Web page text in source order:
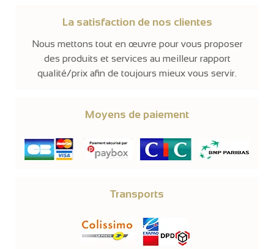
La satisfaction de nos clientes
Nous mettons tout en œuvre pour vous proposer
des produits et services au meilleur rapport
qualité/prix afin de toujours mieux vous servir.
Moyens de paiement
Transports